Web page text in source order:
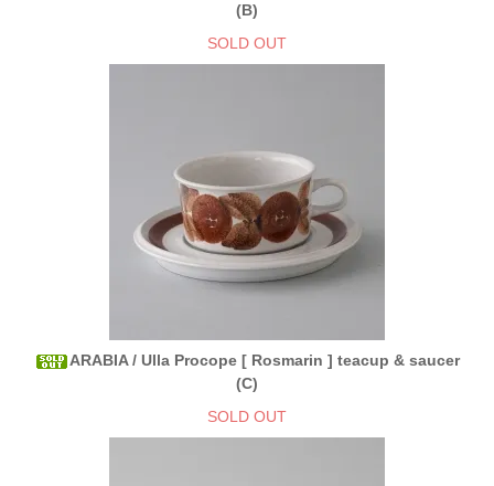
(B)
SOLD OUT
ARABIA / Ulla Procope [ Rosmarin ] teacup & saucer
(C)
SOLD OUT